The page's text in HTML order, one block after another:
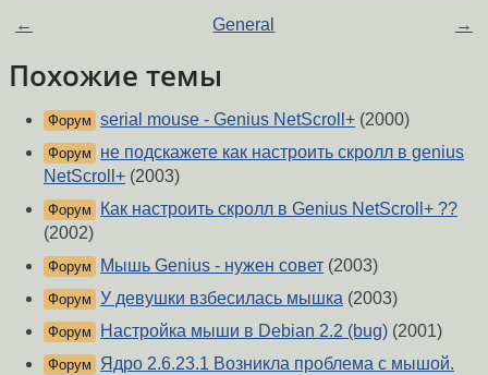
← General →
Похожие темы
Форум serial mouse - Genius NetScroll+ (2000)
Форум
не подскажете как настроить скролл в genius
NetScroll+ (2003)
Форум
Как настроить скролл в Genius NetScroll+ ??
(2002)
Форум Мышь Genius - нужен совет (2003)
Форум У девушки взбесилась мышка (2003)
Форум Настройка мыши в Debian 2.2 (bug) (2001)
Форум
Ядро 2.6.23.1 Возникла проблема с мышой.